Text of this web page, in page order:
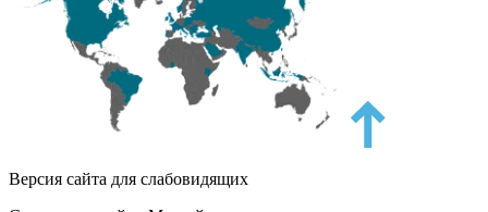
Версия сайта для слабовидящих